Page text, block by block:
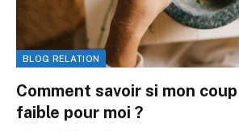
BLOG RELATION
Comment savoir si mon
faible pour moi ?